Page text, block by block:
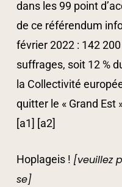
dans les 99 point
de ce référendum
février 2022 : 142
suffrages, soit 12 %
la Collectivité
quitter le « Grand Est
[a1] [a2]
Hoplageis ! [veuillez
se]